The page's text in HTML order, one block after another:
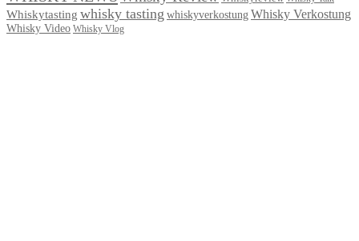
Whiskytasting whisky tasting whiskyverkostung Whisky Verkostung
Whisky Video Whisky Vlog